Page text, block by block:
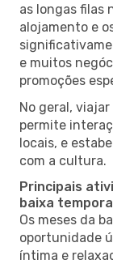
as longas filas
alojamento e
e muitos
promoções
No geral,
permite
locais, e
com a cultura.
Principais
baixa
Os meses da
oportunidade
íntima e